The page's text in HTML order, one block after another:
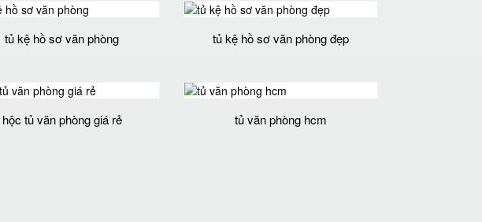
tủ kệ hồ sơ văn phòng tủ kệ hồ sơ văn phòng đẹp
hộc tủ văn phòng giá rẻ tủ văn phòng hcm